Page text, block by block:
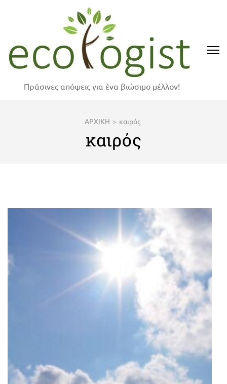
Enter)
Πράσινες απόψεις για ένα βιώσιμο μέλλον!
ΑΡΧΙΚΗ > καιρός
καιρός